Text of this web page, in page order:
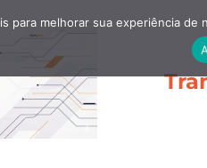
para melhorar sua experiência